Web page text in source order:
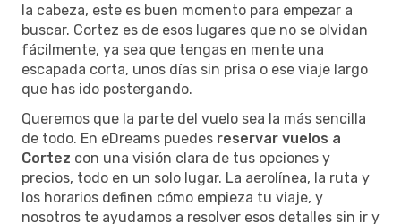
la cabeza, este es buen momento para empezar a
buscar. Cortez es de esos lugares que no se olvidan
fácilmente, ya sea que tengas en mente una
escapada corta, unos días sin prisa o ese viaje largo
que has ido postergando.
Queremos que la parte del vuelo sea la más sencilla
de todo. En eDreams puedes reservar vuelos a
Cortez con una visión clara de tus opciones y
precios, todo en un solo lugar. La aerolínea, la ruta y
los horarios definen cómo empieza tu viaje, y
nosotros te ayudamos a resolver esos detalles sin ir y